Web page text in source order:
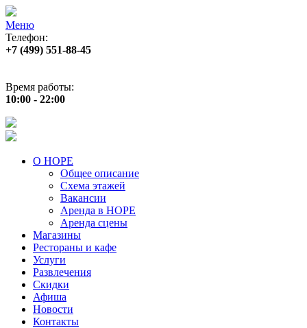
Меню
Телефон:
+7 (499) 551‑88‑45
Время работы:
10:00 - 22:00
О НОРЕ
Общее описание
Схема этажей
Вакансии
Аренда в НОРЕ
Аренда сцены
Магазины
Рестораны и кафе
Услуги
Развлечения
Скидки
Афиша
Новости
Контакты